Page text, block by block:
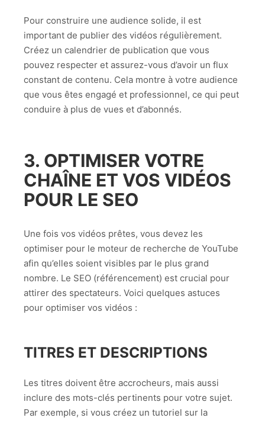
Pour construire une audience solide, il est
important de publier des vidéos régulièrement.
Créez un calendrier de publication que vous
pouvez respecter et assurez-vous d’avoir un flux
constant de contenu. Cela montre à votre audience
que vous êtes engagé et professionnel, ce qui peut
conduire à plus de vues et d’abonnés.
3. OPTIMISER VOTRE
CHAÎNE ET VOS VIDÉOS
POUR LE SEO
Une fois vos vidéos prêtes, vous devez les
optimiser pour le moteur de recherche de YouTube
afin qu’elles soient visibles par le plus grand
nombre. Le SEO (référencement) est crucial pour
attirer des spectateurs. Voici quelques astuces
pour optimiser vos vidéos :
TITRES ET DESCRIPTIONS
Les titres doivent être accrocheurs, mais aussi
inclure des mots-clés pertinents pour votre sujet.
Par exemple, si vous créez un tutoriel sur la